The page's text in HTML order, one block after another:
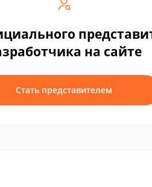
на сайте
Стать представителем